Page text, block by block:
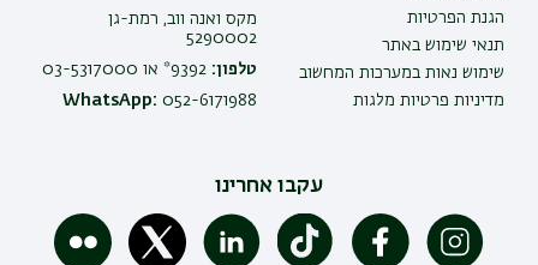
הגנת הפרטיות
תנאי שימוש באתר
שימוש נאות במערכות המחשוב
מדיניות פרטיות מלגות
מקס ואנה ווב, רמת-גן
5290002
טלפון:
WhatsApp: 052-6171988
עקבו אחרינו